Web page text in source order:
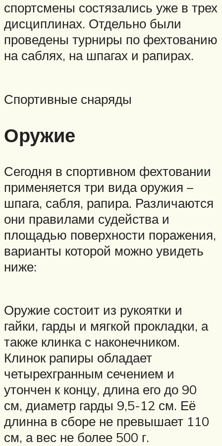
спортсмены состязались уже в трех
дисциплинах. Отдельно были
проведены турниры по фехтованию
на саблях, на шпагах и рапирах.
Спортивные снаряды
Оружие
Сегодня в спортивном фехтовании
применяется три вида оружия –
шпага, сабля, рапира. Различаются
они правилами судейства и
площадью поверхности поражения,
варианты которой можно увидеть
ниже:
Оружие состоит из рукоятки и
гайки, гарды и мягкой прокладки, а
также клинка с наконечником.
Клинок рапиры обладает
четырехгранным сечением и
утончен к концу, длина его до 90
см, диаметр гарды 9,5-12 см. Её
длинна в сборе не превышает 110
см, а вес не более 500 г.